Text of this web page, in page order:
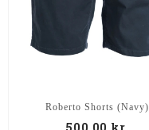
Roberto Shorts (Navy)